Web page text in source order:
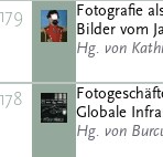
179
Fotografie
Bilder vom
Hg. von
178
Globale
Hg. von